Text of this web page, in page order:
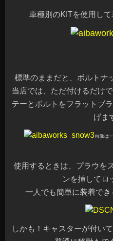
車種別のKITを使用して
標準のままだと、ボルトナ
当店では、ただ付けるだけ
テーとボルトをフラットブ
げま
画像は
使用するときは、プラウを
ンを挿してロ
一人でも簡単に装着で
しかも！キャスターが付い